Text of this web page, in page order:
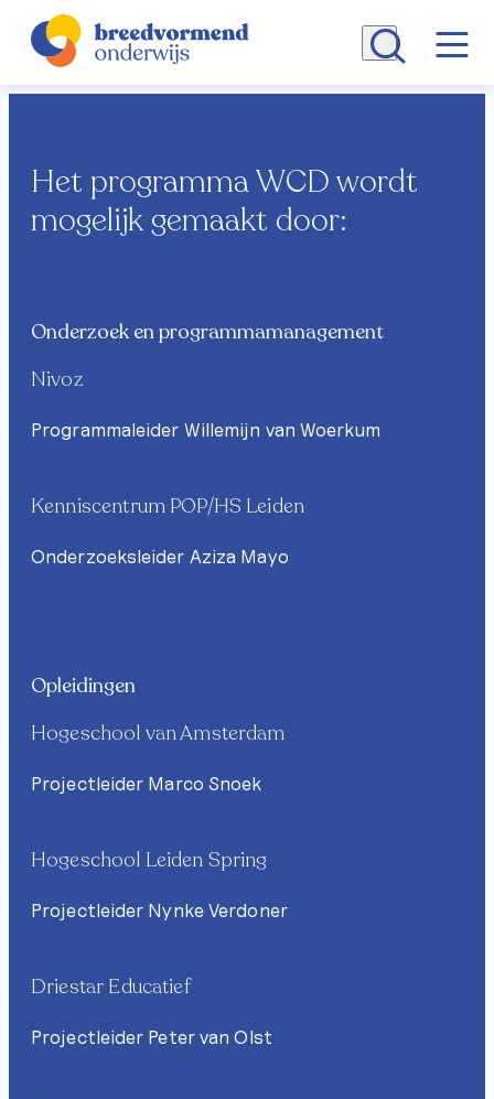
Alle artikelen
Breedvormend Onderwijs
Het programma WCD wordt
mogelijk gemaakt door:
Onderzoek en programmamanagement
Nivoz
Programmaleider Willemijn van Woerkum
Kenniscentrum POP/HS Leiden
Onderzoeksleider Aziza Mayo
Opleidingen
Hogeschool van Amsterdam
Projectleider Marco Snoek
Hogeschool Leiden Spring
Projectleider Nynke Verdoner
Driestar Educatief
Projectleider Peter van Olst